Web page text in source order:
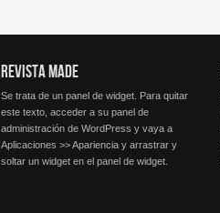
REVISTA MADE
Se trata de un panel de widget. Para quitar
este texto, acceder a su panel de
administración de WordPress y vaya a
Aplicaciones >> Apariencia y arrastrar y
soltar un widget en el panel de widget.